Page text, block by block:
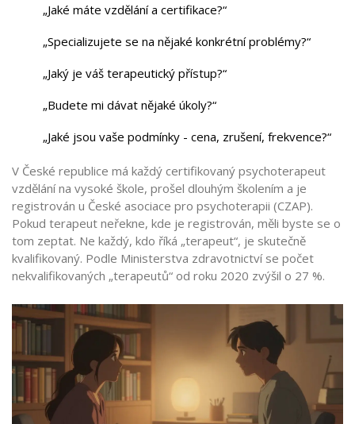
„Jaké máte vzdělání a certifikace?“
„Specializujete se na nějaké konkrétní problémy?“
„Jaký je váš terapeutický přístup?“
„Budete mi dávat nějaké úkoly?“
„Jaké jsou vaše podmínky - cena, zrušení, frekvence?“
V České republice má každý certifikovaný psychoterapeut
vzdělání na vysoké škole, prošel dlouhým školením a je
registrován u České asociace pro psychoterapii (CZAP).
Pokud terapeut neřekne, kde je registrován, měli byste se o
tom zeptat. Ne každý, kdo říká „terapeut“, je skutečně
kvalifikovaný. Podle Ministerstva zdravotnictví se počet
nekvalifikovaných „terapeutů“ od roku 2020 zvýšil o 27 %.